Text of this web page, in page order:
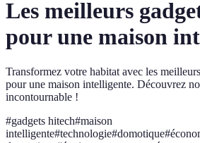
Les meilleurs
pour une maison
Transformez votre habitat avec les
pour une maison intelligente. Découvrez
incontournable !
#gadgets hitech#maison
intelligente#technologie#domotique#